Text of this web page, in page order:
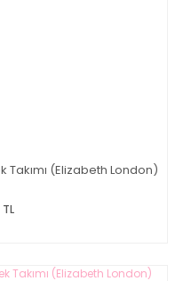
Takımı (Elizabeth London)